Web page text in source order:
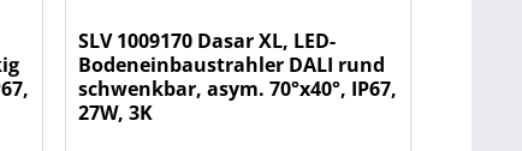
SLV 1009170 Dasar XL, LED-
Bodeneinbaustrahler DALI rund
schwenkbar, asym. 70°x40°, IP67,
27W, 3K